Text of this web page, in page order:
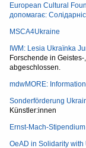
European Cultural
допомагає:
MSCA4Ukraine
IWM: Lesia Ukraїnka
Forschende in
abgeschlossen.
mdwMORE:
Sonderförderung
Künstler:innen
Ernst-Mach-
OeAD in Solidarity with